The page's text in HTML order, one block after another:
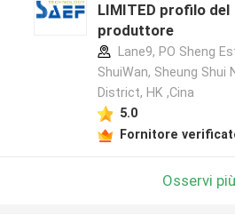
LIMITED profilo del
produttore
Lane9, PO Sheng
ShuiWan, Sheung Shui
District, HK ,Cina
5.0
Fornitore
Osservi più